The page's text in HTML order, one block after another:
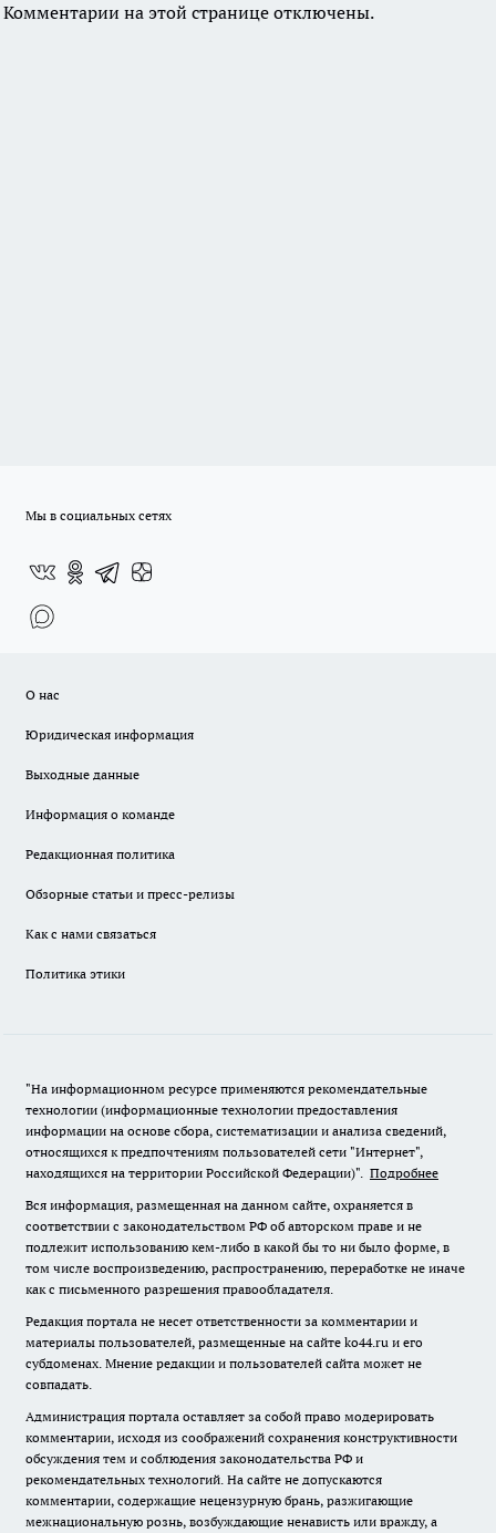
Комментарии на этой странице отключены.
Мы в социальных сетях
О нас
Юридическая информация
Выходные данные
Информация о команде
Редакционная политика
Обзорные статьи и пресс-релизы
Как с нами связаться
Политика этики
"На информационном ресурсе применяются рекомендательные
технологии (информационные технологии предоставления
информации на основе сбора, систематизации и анализа сведений,
относящихся к предпочтениям пользователей сети "Интернет",
находящихся на территории Российской Федерации)". Подробнее
Вся информация, размещенная на данном сайте, охраняется в
соответствии с законодательством РФ об авторском праве и не
подлежит использованию кем-либо в какой бы то ни было форме, в
том числе воспроизведению, распространению, переработке не иначе
как с письменного разрешения правообладателя.
Редакция портала не несет ответственности за комментарии и
материалы пользователей, размещенные на сайте ko44.ru и его
субдоменах. Мнение редакции и пользователей сайта может не
совпадать.
Администрация портала оставляет за собой право модерировать
комментарии, исходя из соображений сохранения конструктивности
обсуждения тем и соблюдения законодательства РФ и
рекомендательных технологий. На сайте не допускаются
комментарии, содержащие нецензурную брань, разжигающие
межнациональную рознь, возбуждающие ненависть или вражду, а